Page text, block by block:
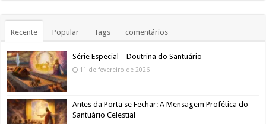
Recente Popular Tags comentários
Série Especial – Doutrina do Santuário
11 de fevereiro de 2026
Antes da Porta se Fechar: A Mensagem Profética do
Santuário Celestial